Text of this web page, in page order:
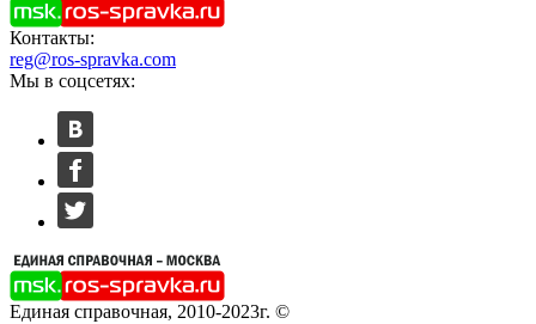
Контакты:
reg@ros-spravka.com
Мы в соцсетях:
Единая справочная, 2010-2023г. ©